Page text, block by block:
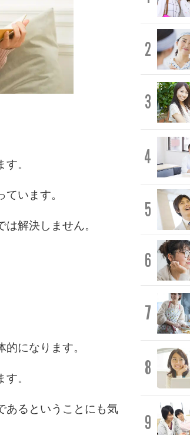
。
います。
解決しません。
になります。
。
あるということにも気
2
3
4
5
6
7
8
9